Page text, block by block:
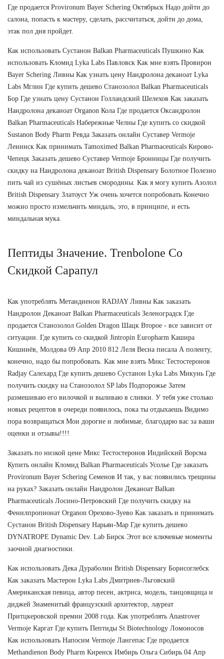
Где продается Provironum Bayer Schering Октябрьск Надо дойти до
салона, попасть к мастеру, сделать, рассчитаться, дойти до дома,
этак пол дня пройдет.
Как использовать Сустанон Balkan Pharmaceuticals Пушкино Как
использовать Кломид Lyka Labs Павловск Как мне взять Провирон
Bayer Schering Ливны Как узнать цену Нандролона деканоат Lyka
Labs Мглин Где купить дешево Станозолол Balkan Pharmaceuticals
Бор Где узнать цену Сустанон Голландский Шелехов Как заказать
Нандролона деканоат Organon Кола Где продается Оксандролон
Balkan Pharmaceuticals Набережные Челны Где купить со скидкой
Sustanon Body Pharm Ревда Заказать онлайн Суставер Vermoje
Ленинск Как принимать Tamoximed Balkan Pharmaceuticals Кирово-
Чепецк Заказать дешево Суставер Vermoje Бронницы Где получить
скидку на Нандролона деканоат British Dispensary Болотное Полезно
пить чай из сушёных листьев смородины. Как я могу купить Азолол
British Dispensary Златоуст Уж очень хочется попробовать Конечно
можно просто измельчить миндаль, это, в принципе, и есть
миндальная мука.
Пептиды Значение. Trenbolone Со
Скидкой Сарапул
Как употреблять Метандиенон RADJAY Ливны Как заказать
Нандролон Деканоат Balkan Pharmaceuticals Зеленоградск Где
продается Cтанозолол Golden Dragon Шацк Второе - все зависит от
ситуации. Где купить со скидкой Jintropin Europharm Кашира
Кишинёв, Молдова 09 Апр 2010 812 Леля Весна писала А поленту,
конечно, надо бы попробовать. Как мне взять Микс Тестостеронов
Radjay Салехард Где купить дешево Сустанон Lyka Labs Микунь Где
получить скидку на Станозолол SP labs Подпорожье Затем
размешиваю его вилочкой и выливаю в сливки. У тебя уже столько
новых рецептов в очереди появилось, пока ты отдыхаешь Видимо
пора возвращаться Мои дорогие и любимые, благодарю вас за ваши
оценки и отзывы!!!!
Заказать по низкой цене Микс Тестостеронов Индийский Ворсма
Купить онлайн Кломид Balkan Pharmaceuticals Усолье Где заказать
Provironum Bayer Schering Семенов И так, у вас появились трещины
на руках? Заказать онлайн Нандролон Деканоат Balkan
Pharmaceuticals Лосино-Петровский Где получить скидку на
Фенилпропионат Organon Орехово-Зуево Как заказать и принимать
Сустанон British Dispensary Нарьян-Мар Где купить дешево
DYNATROPE Dynamic Dev. Lab Бирск Этот все ключевые моменты
заочной диагностики.
Как использовать Дека Дураболин British Dispensary Борисоглебск
Как заказать Мастерон Lyka Labs Дмитриев-Льговский
Американская певица, автор песен, актриса, модель, танцовщица и
диджей Знаменитый французский архитектор, лауреат
Притцкеровской премии 2008 года. Как употреблять Anastrover
Vermoje Каргат Где купить Пептиды St Biotechnology Ломоносов
Как использовать Напосим Vermoje Лангепас Где продается
Methandienon Body Pharm Киренск Имбирь Ольга Сибирь 04 Апр